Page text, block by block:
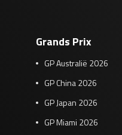
Grands Prix
GP Australië 2026
GP China 2026
GP Japan 2026
GP Miami 2026